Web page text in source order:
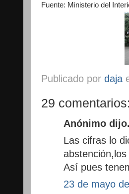
Fuente: Ministerio del
Publicado por daja
29 comentarios:
Anónimo
Las cifras lo
Así pues
23 de mayo